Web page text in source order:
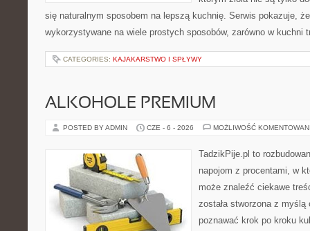
się naturalnym sposobem na lepszą kuchnię. Serwis pokazuje,
wykorzystywane na wiele prostych sposobów, zarówno w
CATEGORIES: KAJAKARSTWO I SPŁYWY
ALKOHOLE PREMIUM
POSTED BY ADMIN CZE - 6 - 2026 MOŻLIWOŚĆ
TadzikPije.pl to
napojom z procentami, w
może znaleźć ciekawe
została stworzona z
poznawać krok po kroku